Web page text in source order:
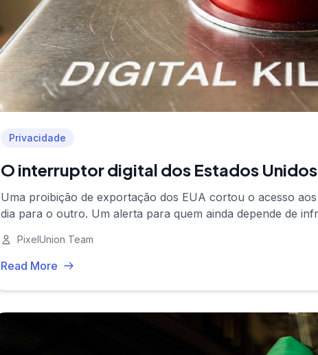
Privacidade
O interruptor digital dos Estados Unidos
Uma proibição de exportação dos EUA cortou o acesso
dia para o outro. Um alerta para quem ainda depende de
PixelUnion Team
Read More